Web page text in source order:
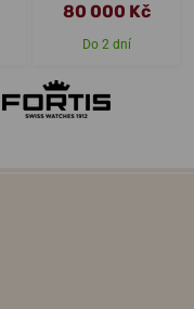
80 000 Kč
Do 2 dní